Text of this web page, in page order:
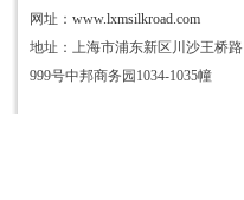
网址： www.lxmsilkroad.com
地址：上海市浦东新区川沙王桥路
999号中邦商务园1034-1035幢